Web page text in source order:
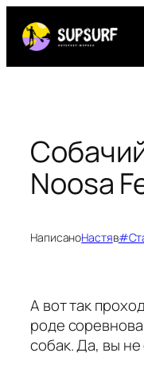
содержимому
Noosa
НаписаноНастяв
А вот так
роде
собак. Да, вы